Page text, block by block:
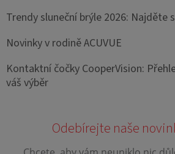
Trendy sluneční brýle 2026: Najděte
Novinky v rodině ACUVUE
Kontaktní čočky CooperVision:
váš výběr